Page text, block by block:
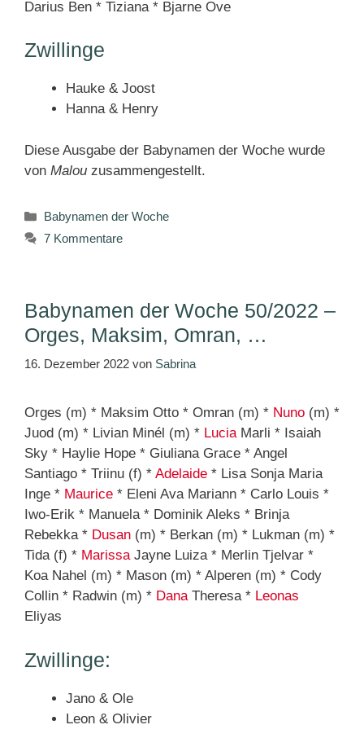
Darius Ben * Tiziana * Bjarne Ove
Zwillinge
Hauke & Joost
Hanna & Henry
Diese Ausgabe der Babynamen der Woche wurde
von Malou zusammengestellt.
Kategorien
Babynamen der Woche
7 Kommentare
Babynamen der Woche 50/2022 –
Orges, Maksim, Omran, …
16. Dezember 2022 von Sabrina
Orges (m) * Maksim Otto * Omran (m) * Nuno (m) *
Juod (m) * Livian Minél (m) * LuciaMarli * Isaiah
Sky * Haylie Hope * Giuliana Grace * Angel
Santiago * Triinu (f) * Adelaide * Lisa Sonja Maria
Inge * Maurice * Eleni Ava Mariann * Carlo Louis *
Iwo-Erik * Manuela * Dominik Aleks * Brinja
Rebekka * Dusan (m) * Berkan (m) * Lukman (m) *
Tida (f) * MarissaJayne Luiza * Merlin Tjelvar *
Koa Nahel (m) * Mason (m) * Alperen (m) * Cody
Collin * Radwin (m) * DanaTheresa * Leonas
Eliyas
Zwillinge:
Jano & Ole
Leon & Olivier